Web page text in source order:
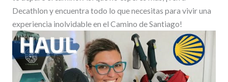
Decathlon y encuentra todo lo que necesitas para vivir una
experiencia inolvidable en el Camino de Santiago!